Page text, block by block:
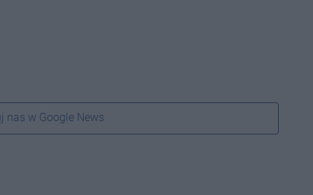
nas w Google News